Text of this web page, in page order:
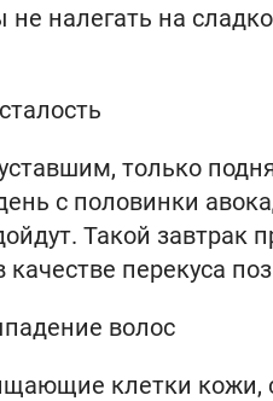
не налегать на
только
с половинки
Такой завтрак
качестве перекуса
волос
клетки кожи,